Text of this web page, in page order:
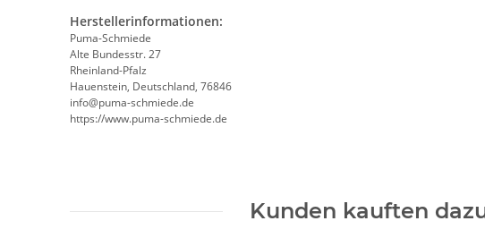
Herstellerinformationen:
Puma-Schmiede
Alte Bundesstr. 27
Rheinland-Pfalz
Hauenstein, Deutschland, 76846
info@puma-schmiede.de
https://www.puma-schmiede.de
Kunden kauften